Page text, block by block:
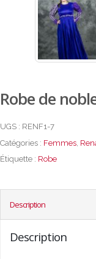
Robe de
UGS : RENF1-7
Catégories : Femmes
Étiquette : Robe
Description
Description